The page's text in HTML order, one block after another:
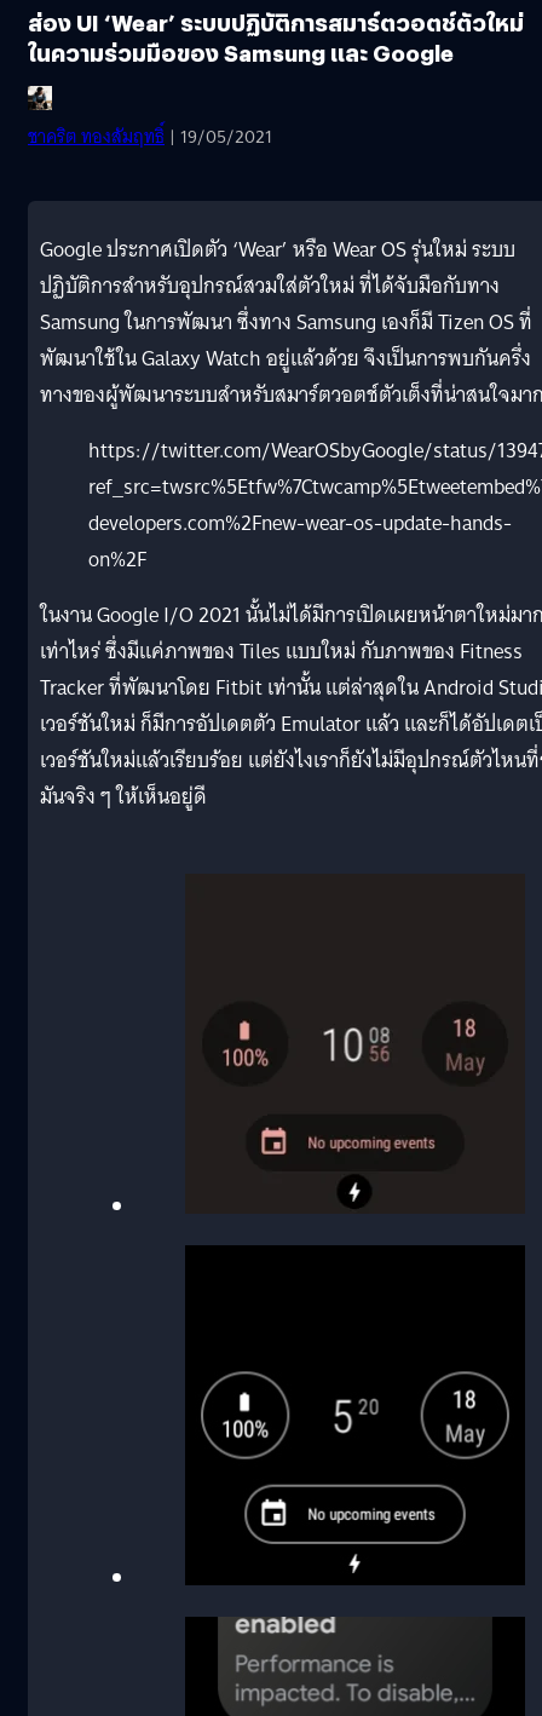
ส่อง UI ‘Wear’ ระบบปฏิบัติการสมาร์ตวอตช์ตัวใหม่
ในความร่วมมือของ Samsung และ Google
ชาคริต ทองสัมฤทธิ์ | 19/05/2021
Google ประกาศเปิดตัว ‘Wear’ หรือ Wear OS รุ่นใหม่ ระบบ
ปฏิบัติการสำหรับอุปกรณ์สวมใส่ตัวใหม่ ที่ได้จับมือกับทาง
Samsung ในการพัฒนา ซึ่งทาง Samsung เองก็มี Tizen OS ที่
พัฒนาใช้ใน Galaxy Watch อยู่แล้วด้วย จึงเป็นการพบกันครึ่ง
ทางของผู้พัฒนาระบบสำหรับสมาร์ตวอตช์ตัวเต็งที่น่าสนใจมา
https://twitter.com/WearOSbyGoogle/status/
developers.com%2Fnew-wear-os-update-hands-
on%2F
ในงาน Google I/O 2021 นั้นไม่ได้มีการเปิดเผยหน้าตาใหม่มา
เท่าไหร่ ซึ่งมีแค่ภาพของ Tiles แบบใหม่ กับภาพของ Fitness
Tracker ที่พัฒนาโดย Fitbit เท่านั้น แต่ล่าสุดใน Android
เวอร์ชันใหม่ ก็มีการอัปเดตตัว Emulator แล้ว และก็ได้อัปเดต
เวอร์ชันใหม่แล้วเรียบร้อย แต่ยังไงเราก็ยังไม่มีอุปกรณ์ตัวไหน
มันจริง ๆ ให้เห็นอยู่ดี